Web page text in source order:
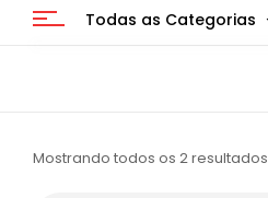
Todas as Categorias
Mostrando todos os 2 resultados